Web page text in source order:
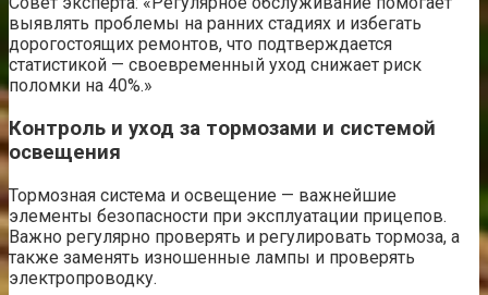
выявлять проблемы на ранних стадиях и избегать
дорогостоящих ремонтов, что подтверждается
статистикой — своевременный уход снижает риск
поломки на 40%.»
Контроль и уход за тормозами и системой
освещения
Тормозная система и освещение — важнейшие
элементы безопасности при эксплуатации прицепов.
Важно регулярно проверять и регулировать тормоза, а
также заменять изношенные лампы и проверять
электропроводку.